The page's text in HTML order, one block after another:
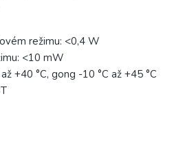
režimu: <0,4 W
<10 mW
+40 °C, gong -10 °C až +45 °C